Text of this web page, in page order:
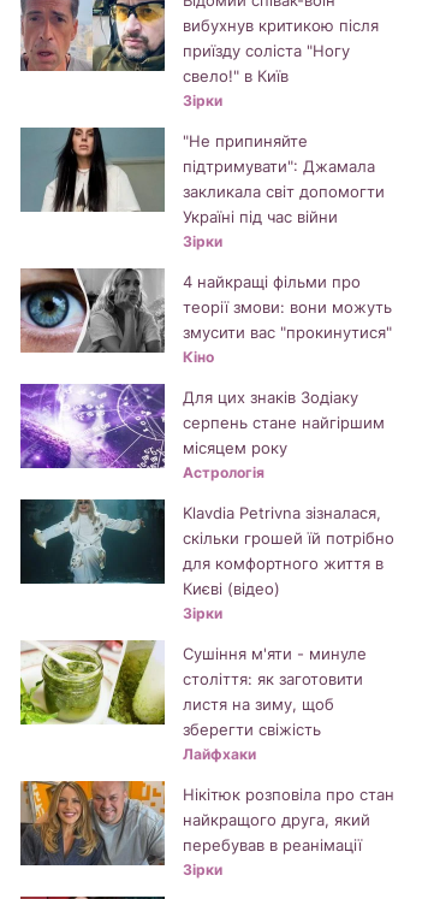
вибухнув критикою після
приїзду соліста "Ногу
свело!" в Київ
Зірки
"Не припиняйте
підтримувати": Джамала
закликала світ допомогти
Україні під час війни
Зірки
4 найкращі фільми про
теорії змови: вони можуть
змусити вас "прокинутися"
Кіно
Для цих знаків Зодіаку
серпень стане найгіршим
місяцем року
Астрологія
Klavdia Petrivna зізналася,
скільки грошей їй потрібно
для комфортного життя в
Києві (відео)
Зірки
Сушіння м'яти - минуле
століття: як заготовити
листя на зиму, щоб
зберегти свіжість
Лайфхаки
Нікітюк розповіла про стан
найкращого друга, який
перебував в реанімації
Зірки